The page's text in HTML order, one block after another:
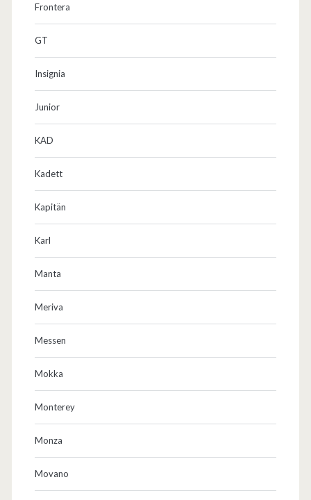
Frontera
GT
Insignia
Junior
KAD
Kadett
Kapitän
Karl
Manta
Meriva
Messen
Mokka
Monterey
Monza
Movano